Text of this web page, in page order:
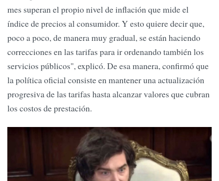
mes superan el propio nivel de inflación que mide el
índice de precios al consumidor. Y esto quiere decir que,
poco a poco, de manera muy gradual, se están haciendo
correcciones en las tarifas para ir ordenando también los
servicios públicos", explicó. De esa manera, confirmó que
la política oficial consiste en mantener una actualización
progresiva de las tarifas hasta alcanzar valores que cubran
los costos de prestación.